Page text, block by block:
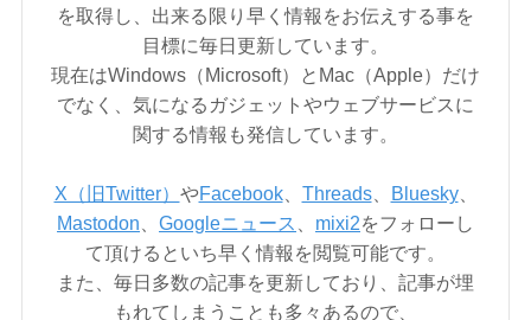
を取得し、出来る限り早く情報をお伝えする事を
目標に毎日更新しています。
現在はWindows（Microsoft）とMac（Apple）だけ
でなく、気になるガジェットやウェブサービスに
関する情報も発信しています。
X（旧Twitter） やFacebook、 Threads、 Bluesky、
Mastodon
Googleニュース mixi2をフォローし
て頂けるといち早く情報を閲覧可能です。
また、毎日多数の記事を更新しており、記事が埋
もれてしまうことも多々あるので、